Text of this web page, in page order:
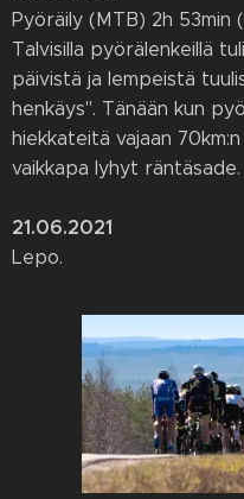
Pyöräily (MTB) 2h 53min
Talvisilla pyörälenkeillä
päivistä ja lempeistä
henkäys". Tänään kun
hiekkateitä vajaan
vaikkapa lyhyt
21.06.2021
Lepo.